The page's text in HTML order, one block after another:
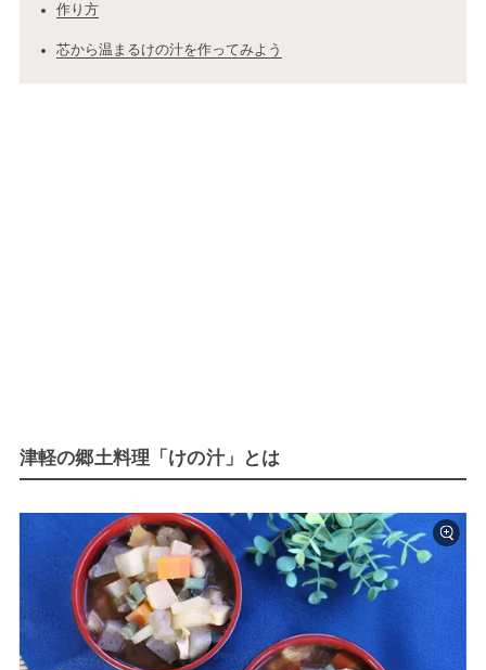
作り方
芯から温まるけの汁を作ってみよう
津軽の郷土料理「けの汁」とは